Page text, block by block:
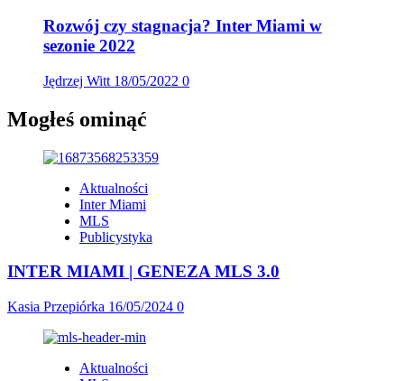
Rozwój czy stagnacja? Inter Miami w
sezonie 2022
Jędrzej Witt 18/05/2022 0
Mogłeś ominąć
Aktualności
Inter Miami
MLS
Publicystyka
INTER MIAMI | GENEZA MLS 3.0
Kasia Przepiórka 16/05/2024 0
Aktualności